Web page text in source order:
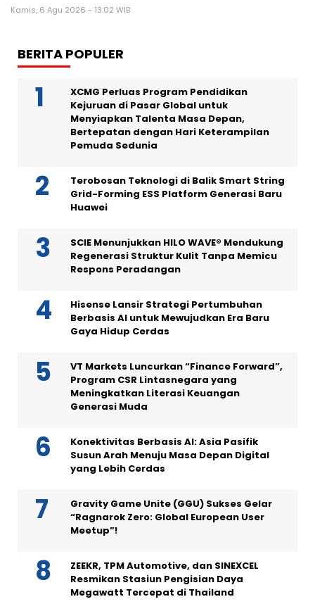
Kamis, 6 Agu 2026 - 13:02 WIB
BERITA POPULER
XCMG Perluas Program Pendidikan
Kejuruan di Pasar Global untuk
Menyiapkan Talenta Masa Depan,
Bertepatan dengan Hari Keterampilan
Pemuda Sedunia
Terobosan Teknologi di Balik Smart String
Grid-Forming ESS Platform Generasi Baru
Huawei
SCIE Menunjukkan HILO WAVE® Mendukung
Regenerasi Struktur Kulit Tanpa Memicu
Respons Peradangan
Hisense Lansir Strategi Pertumbuhan
Berbasis AI untuk Mewujudkan Era Baru
Gaya Hidup Cerdas
VT Markets Luncurkan “Finance Forward”,
Program CSR Lintasnegara yang
Meningkatkan Literasi Keuangan
Generasi Muda
Konektivitas Berbasis AI: Asia Pasifik
Susun Arah Menuju Masa Depan Digital
yang Lebih Cerdas
Gravity Game Unite (GGU) Sukses Gelar
“Ragnarok Zero: Global European User
Meetup”!
ZEEKR, TPM Automotive, dan SINEXCEL
Resmikan Stasiun Pengisian Daya
Megawatt Tercepat di Thailand